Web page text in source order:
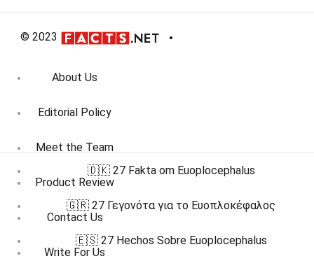
© 2023
About Us
Editorial Policy
Meet the Team
Product Review
Contact Us
Write For Us
🇩🇰 27 Fakta om Euoplocephalus
🇬🇷 27 Γεγονότα για το Ευοπλοκέφαλος
🇪🇸 27 Hechos Sobre Euoplocephalus